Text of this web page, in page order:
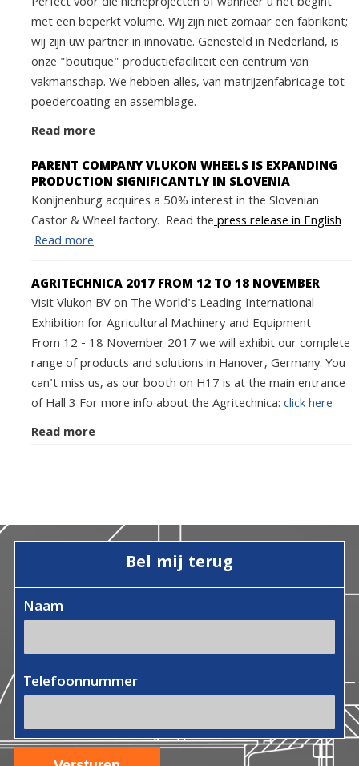
met een beperkt volume. Wij zijn niet zomaar een fabrikant;
wij zijn uw partner in innovatie. Genesteld in Nederland, is
onze "boutique" productiefaciliteit een centrum van
vakmanschap. We hebben alles, van matrijzenfabricage tot
poedercoating en assemblage.
Read more
PARENT COMPANY VLUKON WHEELS IS EXPANDING
PRODUCTION SIGNIFICANTLY IN SLOVENIA
Konijnenburg acquires a 50% interest in the Slovenian
Castor & Wheel factory. Read thepress release in English
Read more
AGRITECHNICA 2017 FROM 12 TO 18 NOVEMBER
Visit Vlukon BV on The World's Leading International
Exhibition for Agricultural Machinery and Equipment
From 12 - 18 November 2017 we will exhibit our complete
range of products and solutions in Hanover, Germany. You
can't miss us, as our booth on H17 is at the main entrance
of Hall 3 For more info about the Agritechnica:click here
Read more
Bel mij terug
Naam
Telefoonnummer